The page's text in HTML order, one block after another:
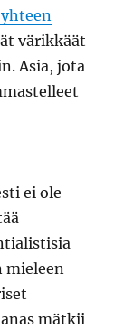
värikkäät
Asia, jota
ei ole
mieleen
mätkii